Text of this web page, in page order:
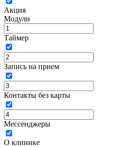
Акция
Модули
Таймер
Запись на прием
Контакты без карты
Мессенджеры
О клинике